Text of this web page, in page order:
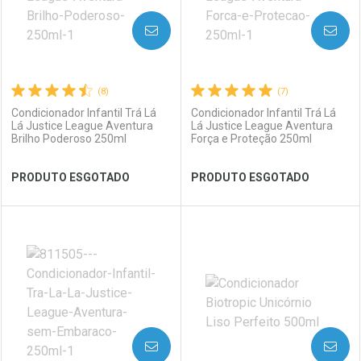
(8)
Condicionador Infantil Trá Lá
Lá Justice League Aventura
Brilho Poderoso 250ml
PRODUTO ESGOTADO
AVISE-ME
Laboratório
Por Menos
(7)
Condicionador Infantil Trá Lá
Lá Justice League Aventura
Força e Proteção 250ml
PRODUTO ESGOTADO
AVISE-ME
Laboratório
Por Menos
AVISE-ME AVISE-ME